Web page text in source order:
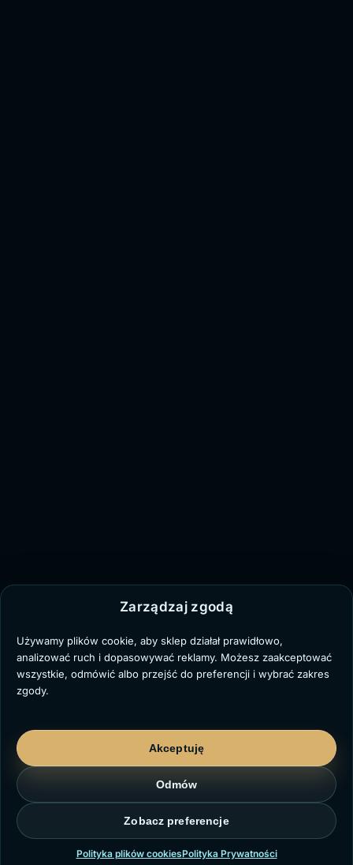
Zarządzaj zgodą
Używamy plików cookie, aby sklep działał prawidłowo,
analizować ruch i dopasowywać reklamy. Możesz zaakceptować
wszystkie, odmówić albo przejść do preferencji i wybrać zakres
zgody.
Akceptuję
Odmów
Zobacz preferencje
Polityka plików cookiesPolityka Prywatności